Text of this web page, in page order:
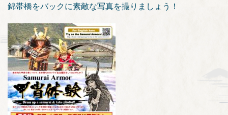
錦帯橋をバックに素敵な写真を撮りましょう！